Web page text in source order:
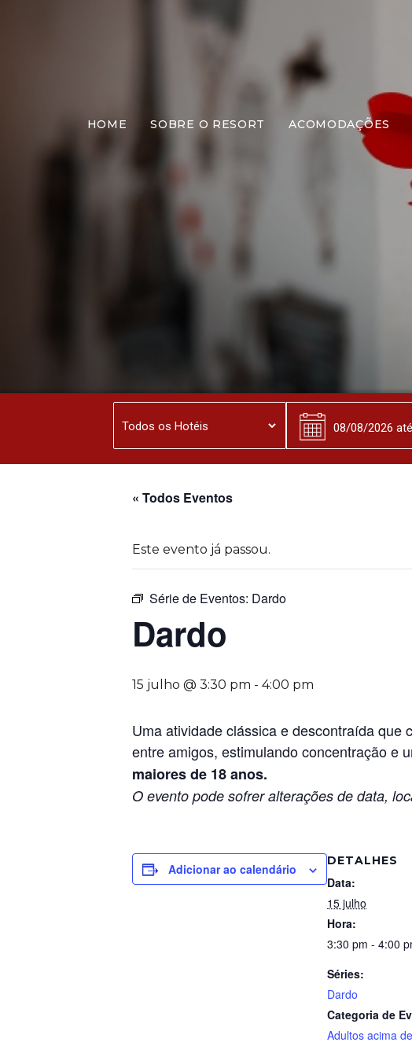
HOME SOBRE O RESORT ACOMODAÇÕES
« Todos Eventos
Este evento já passou.
Série de Eventos: Dardo
Dardo
15 julho @ 3:30 pm - 4:00 pm
Uma atividade clássica e descontraída que
entre amigos, estimulando concentração e
maiores de 18 anos.
O evento pode sofrer alterações de data,
Adicionar ao calendário
DETALHES
Data:
15 julho
Hora:
3:30 pm - 4:00
Séries:
Dardo
Categoria de
Adultos acima